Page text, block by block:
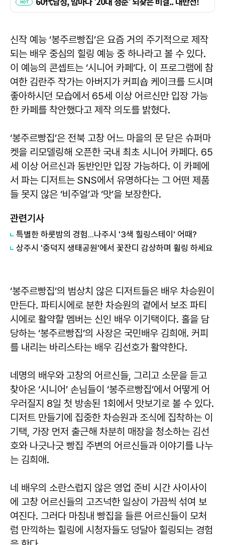
신작 예능 ‘봉주르빵집’은 요즘 거의 주기적으로 제작
되는 배우 중심의 힐링 예능 중 하나라고 볼 수 있다.
이 예능의 콘셉트는 ‘시니어 카페’다. 이 프로그램에 참
여한 김란주 작가는 아버지가 커피숍 케이크를 드시며
좋아하시던 모습에서 65세 이상 어르신만 입장 가능
한 카페를 착안했다고 제작 의도를 밝혔다.
‘봉주르빵집’은 전북 고창 어느 마을의 문 닫은 슈퍼마
켓을 리모델링해 오픈한 국내 최초 시니어 카페다. 65
세 이상 어르신과 동반인만 입장 가능하다. 이 카페에
서 파는 디저트는 SNS에서 유명하다는 그 어떤 제품
들 못지 않은 ‘비주얼’과 ‘맛’을 보장한다.
관련기사
특별한 하룻밤의 경험...나주시 '3색 힐링스테이' 어때?
상주시 '중덕지 생태공원'에서 꽃잔디 감상하며 휠링 하세요
‘봉주르빵집’의 범상치 않은 디저트들은 배우 차승원이
만든다. 파티시에로 분한 차승원의 곁에서 보조 파티
시에로 활약할 멤버는 신인 배우 이기택이다. 홀을 담
당하는 ‘봉주르빵집’의 사장은 국민배우 김희애. 커피
를 내리는 바리스타는 배우 김선호가 활약한다.
네명의 배우와 고창의 어르신들, 그리고 소문을 듣고
찾아온 ‘시니어’ 손님들이 ‘봉주르빵집’에서 어떻게 어
우러질지 8일 첫 방송된 1회에서 맛보기로 볼 수 있다.
디저트 만들기에 집중한 차승원과 조식에 집착하는 이
기택, 가장 먼저 출근해 차분히 매장을 청소하는 김선
호와 나긋나긋 빵집 주변의 어르신들과 이야기를 나누
는 김희애.
네 배우의 소란스럽지 않은 영업 준비 시간 사이사이
에 고창 어르신들의 고즈넉한 일상이 가끔씩 섞여 보
여진다. 그러다 마침내 빵집을 들른 어르신들이 모처
럼 만끽하는 힐링에 시청자들도 덩달아 힐링되는 경험